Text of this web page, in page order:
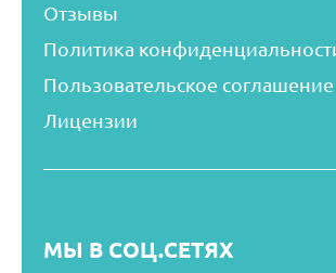
Отзывы
Политика
Пользовательское соглашение
Лицензии
МЫ В СОЦ.СЕТЯХ